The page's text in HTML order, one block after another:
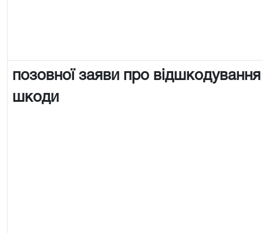
позовної заяви про
шкоди